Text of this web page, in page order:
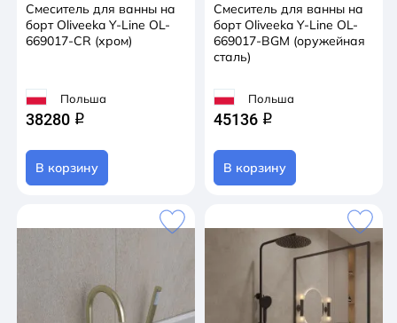
Смеситель для ванны на
борт Oliveeka Y-Line OL-
669017-CR (хром)
Польша
38280 q
В корзину
Смеситель для ванны на
борт Oliveeka Y-Line OL-
669017-BGM (оружейная
сталь)
Польша
45136 q
В корзину